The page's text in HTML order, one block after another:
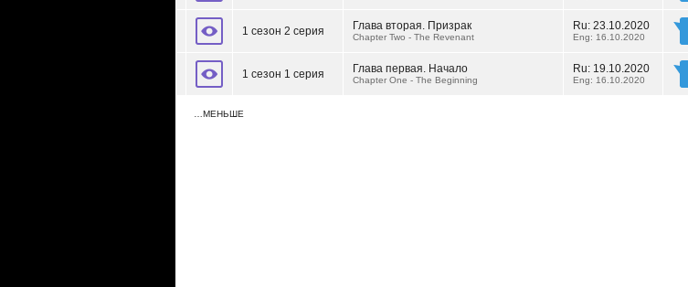
1 сезон 2 серия Глава вторая. Призрак
Chapter Two - The Revenant
Ru: 23.10.2020
Eng: 16.10.2020
1 сезон 1 серия Глава первая. Начало
Chapter One - The Beginning
Ru: 19.10.2020
Eng: 16.10.2020
…МЕНЬШЕ